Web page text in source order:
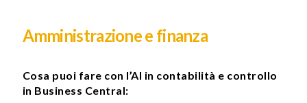
Amministrazione e finanza
Cosa puoi fare con l’AI in contabilità e controllo
in Business Central: